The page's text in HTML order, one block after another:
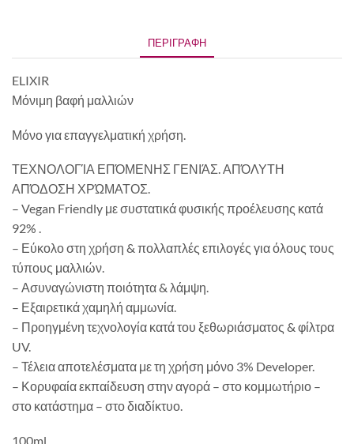
ΠΕΡΙΓΡΑΦΉ
ELIXIR
Μόνιμη βαφή μαλλιών
Μόνο για επαγγελματική χρήση.
ΤΕΧΝΟΛΟΓΊΑ ΕΠΌΜΕΝΗΣ ΓΕΝΙΆΣ. ΑΠΌΛΥΤΗ
ΑΠΌΔΟΣΗ ΧΡΏΜΑΤΟΣ.
– Vegan Friendly με συστατικά φυσικής προέλευσης κατά
92% .
– Εύκολο στη χρήση & πολλαπλές επιλογές για όλους τους
τύπους μαλλιών.
– Ασυναγώνιστη ποιότητα & λάμψη.
– Εξαιρετικά χαμηλή αμμωνία.
– Προηγμένη τεχνολογία κατά του ξεθωριάσματος & φίλτρα
UV.
– Τέλεια αποτελέσματα με τη χρήση μόνο 3% Developer.
– Κορυφαία εκπαίδευση στην αγορά – στο κομμωτήριο –
στο κατάστημα – στο διαδίκτυο.
100ml